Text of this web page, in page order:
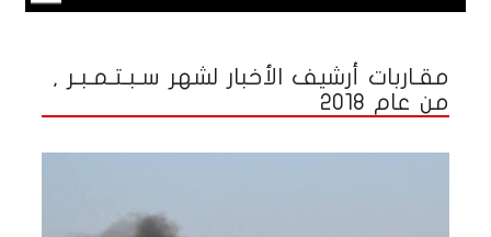
مقـاربات أرشيف الأخبار لشهر سـبـتـمـبـر ,
من عام 2018